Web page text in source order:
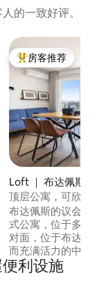
的一致好评。
分（满分 5 分）
热门「房客推荐」
房客推荐
Loft ｜ 布达佩斯
顶层公寓，可欣赏
布达佩斯的议会景
式公寓，位于多瑙
对面，位于布达市
而充满活力的中心
（Batthyány
场（Széna
利设施